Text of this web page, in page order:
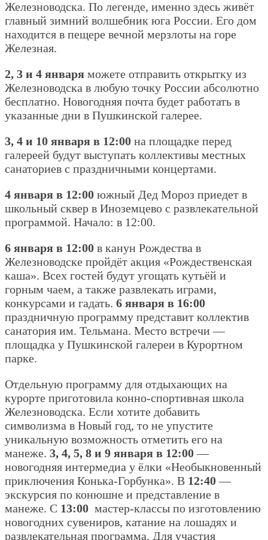
Железноводска. По легенде, именно здесь живёт
главный зимний волшебник юга России. Его дом
находится в пещере вечной мерзлоты на горе
Железная.
2, 3 и 4 января можете отправить открытку из
Железноводска в любую точку России абсолютно
бесплатно. Новогодняя почта будет работать в
указанные дни в Пушкинской галерее.
3, 4 и 10 января в 12:00 на площадке перед
галереей будут выступать коллективы местных
санаториев с праздничными концертами.
4 января в 12:00 южный Дед Мороз приедет в
школьный сквер в Иноземцево с развлекательной
программой. Начало: в 12:00.
6 января в 12:00 в канун Рождества в
Железноводске пройдёт акция «Рождественская
каша». Всех гостей будут угощать кутьёй и
горным чаем, а также развлекать играми,
конкурсами и гадать. 6 января в 16:00
праздничную программу представит коллектив
санатория им. Тельмана. Место встречи —
площадка у Пушкинской галереи в Курортном
парке.
Отдельную программу для отдыхающих на
курорте приготовила конно-спортивная школа
Железноводска. Если хотите добавить
символизма в Новый год, то не упустите
уникальную возможность отметить его на
манеже. 3, 4, 5, 8 и 9 января в 12:00—
новогодняя интермедиа у ёлки «Необыкновенный
приключения Конька-Горбунка». В 12:40—
экскурсия по конюшне и представление в
манеже. С 13:00 мастер-классы по изготовлению
новогодних сувениров, катание на лошадях и
развлекательная программа. Для участия